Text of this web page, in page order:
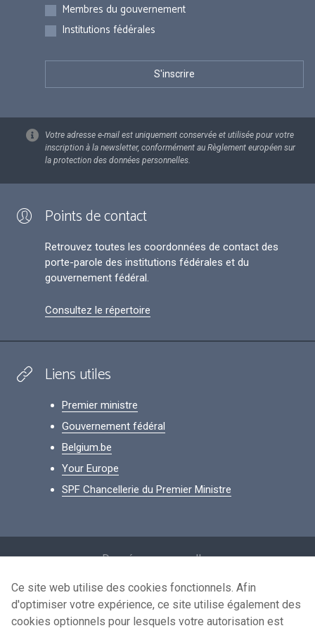
Membres du gouvernement
Institutions fédérales
Votre adresse e-mail est uniquement conservée et utilisée pour votre
inscription à la newsletter, conformément au Règlement européen sur
la protection des données personnelles.
Points de contact
Retrouvez toutes les coordonnées de contact des
porte-parole des institutions fédérales et du
gouvernement fédéral.
Consultez le répertoire
Liens utiles
Premier ministre
Gouvernement fédéral
Belgium.be
Your Europe
SPF Chancellerie du Premier Ministre
Données personnelles
Conditions de réutilisation
Contactez-nous
Ce site web utilise des cookies fonctionnels. Afin
d'optimiser votre expérience, ce site utilise également des
cookies optionnels pour lesquels votre autorisation est